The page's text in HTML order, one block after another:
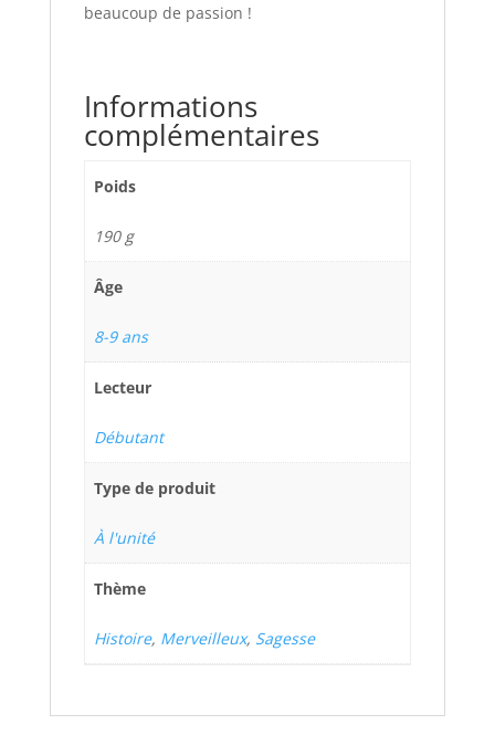
beaucoup de passion !
Informations
complémentaires
Poids
190 g
Âge
8-9 ans
Lecteur
Débutant
Type de produit
À l'unité
Thème
Histoire, Merveilleux, Sagesse